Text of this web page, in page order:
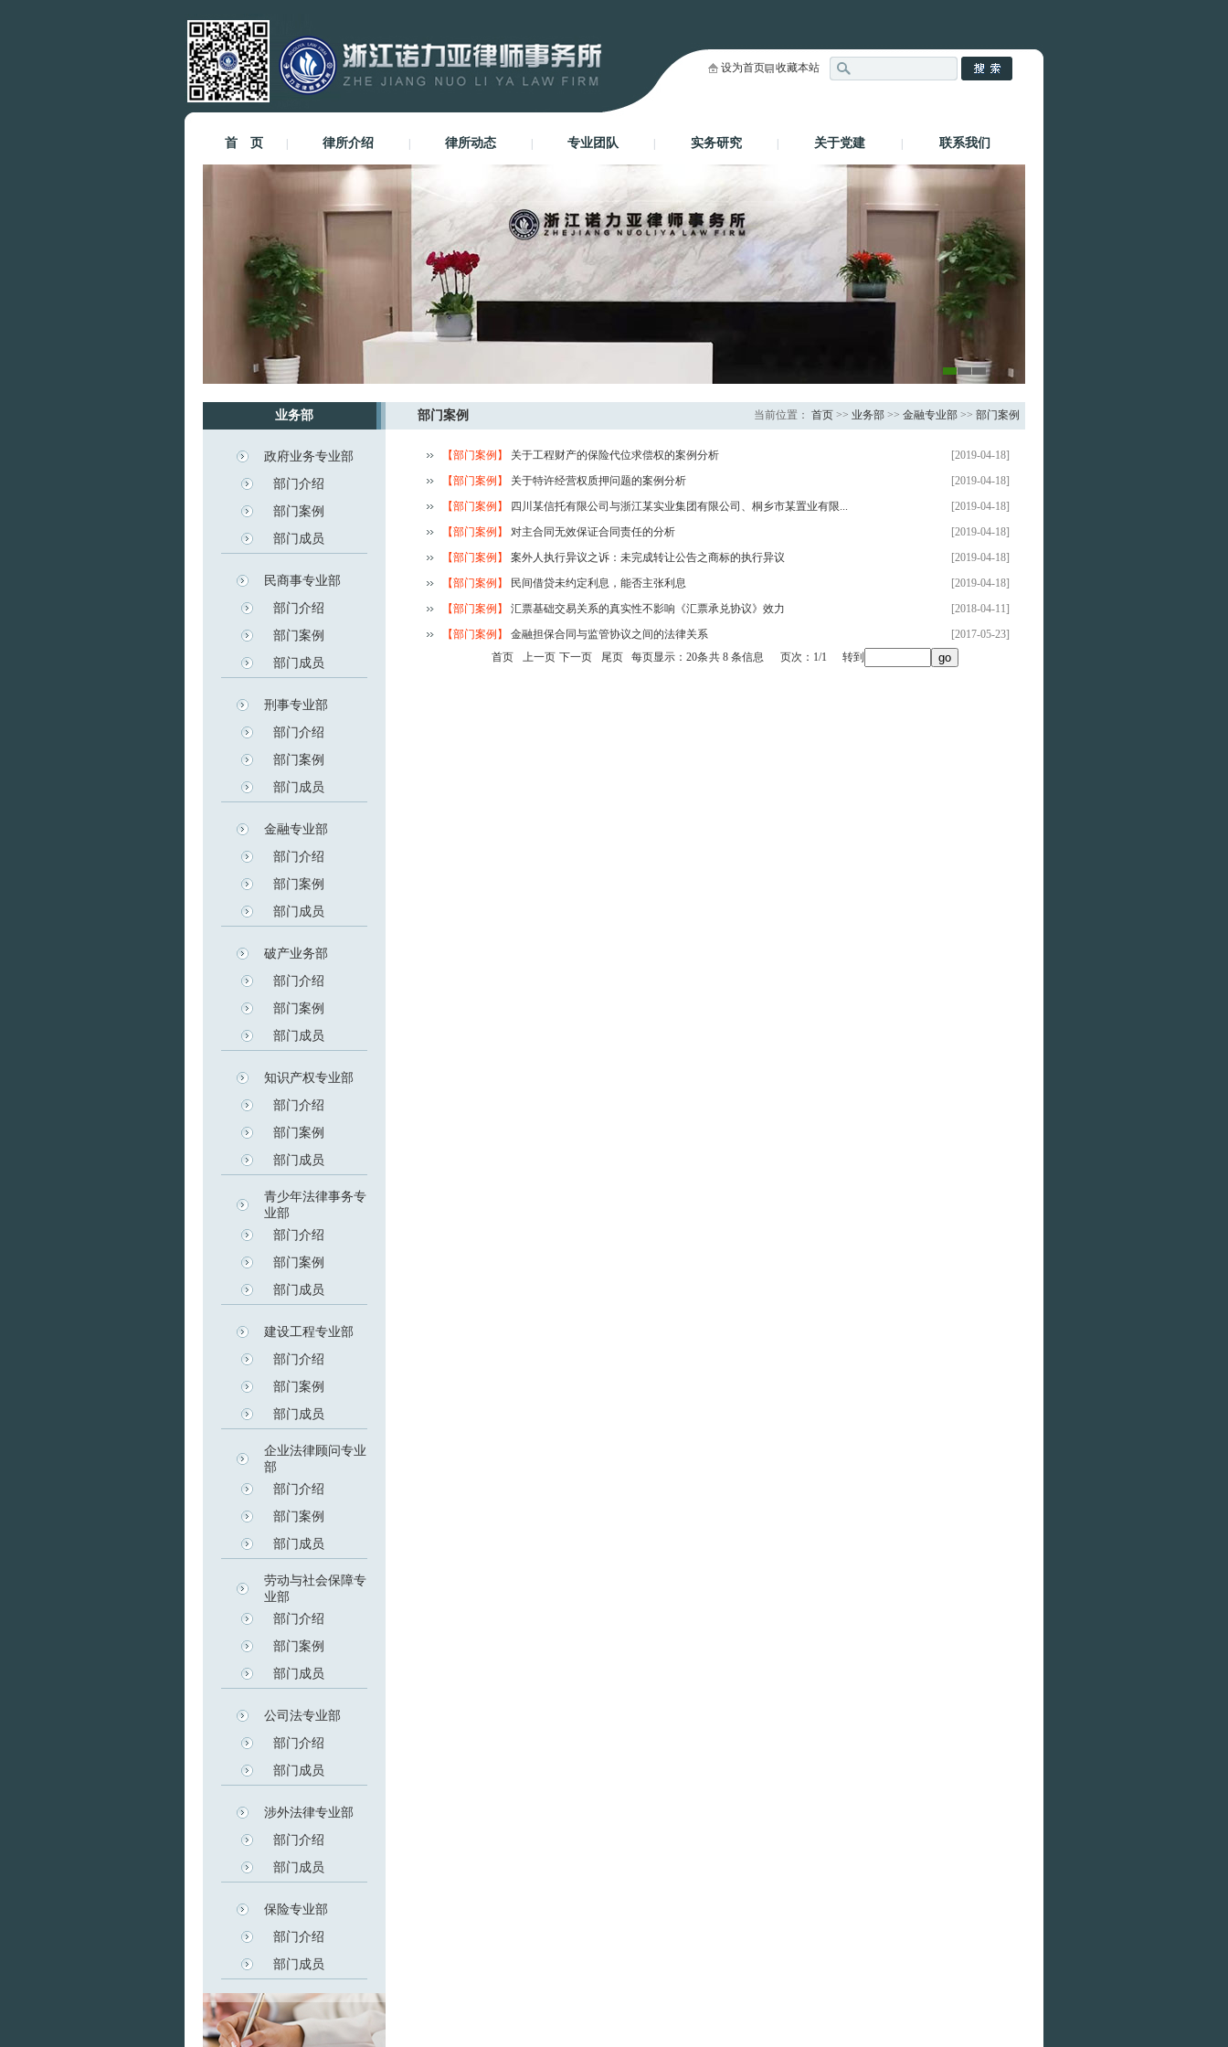
设为首页 收藏本站
首 页 律所介绍 律所动态 专业团队 实务研究 关于党建 联系我们
业务部
政府业务专业部
部门介绍
部门案例
部门成员
民商事专业部
部门介绍
部门案例
部门成员
刑事专业部
部门介绍
部门案例
部门成员
金融专业部
部门介绍
部门案例
部门成员
破产业务部
部门介绍
部门案例
部门成员
知识产权专业部
部门介绍
部门案例
部门成员
青少年法律事务专
业部
部门介绍
部门案例
部门成员
建设工程专业部
部门介绍
部门案例
部门成员
企业法律顾问专业
部
部门介绍
部门案例
部门成员
劳动与社会保障专
业部
部门介绍
部门案例
部门成员
公司法专业部
部门介绍
部门成员
涉外法律专业部
部门介绍
部门成员
保险专业部
部门介绍
部门成员
部门案例 当前位置： 首页 >> 业务部 >> 金融专业部 >> 部门案例
【部门案例】 关于工程财产的保险代位求偿权的案例分析
[2019-04-18]
【部门案例】 关于特许经营权质押问题的案例分析
[2019-04-18]
【部门案例】
四川某信托有限公司与浙江某实业集团有限公司、桐乡市某置业有限...
[2019-04-18]
【部门案例】 对主合同无效保证合同责任的分析
[2019-04-18]
【部门案例】 案外人执行异议之诉：未完成转让公告之商标的执行异议
[2019-04-18]
【部门案例】
民间借贷未约定利息，能否主张利息
[2019-04-18]
【部门案例】 汇票基础交易关系的真实性不影响《汇票承兑协议》效力
[2018-04-11]
【部门案例】 金融担保合同与监管协议之间的法律关系
[2017-05-23]
首页
上一页 下一页 尾页 每页显示：20条共 8 条信息 页次： 1/1 转到